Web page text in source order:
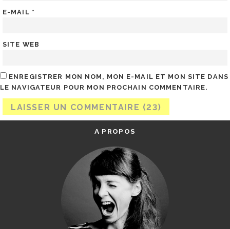
E-MAIL *
SITE WEB
ENREGISTRER MON NOM, MON E-MAIL ET MON SITE DANS
LE NAVIGATEUR POUR MON PROCHAIN COMMENTAIRE.
A PROPOS